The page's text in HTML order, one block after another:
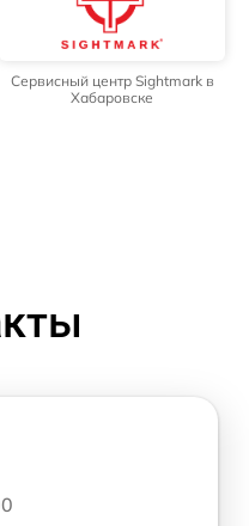
Сервисный центр Sightmark в
Хабаровске